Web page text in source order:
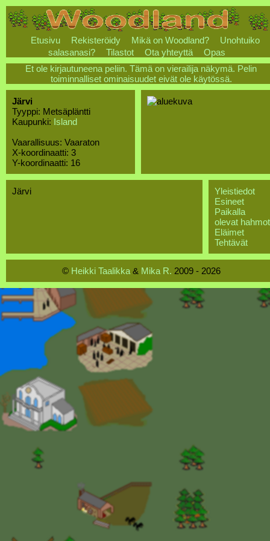
Etusivu Rekisteröidy Mikä on Woodland?
Unohtuiko
salasanasi?
Tilastot Ota yhteyttä
Opas
Et ole kirjautuneena peliin. Tämä on vierailija näkymä. Pelin
toiminnalliset ominaisuudet eivät ole käytössä.
Järvi
Tyyppi: Metsäpläntti
Kaupunki: Island
Vaarallisuus: Vaaraton
X-koordinaatti: 3
Y-koordinaatti: 16
Järvi
Yleistiedot
Esineet
Paikalla
olevat hahmot
Eläimet
Tehtävät
© Heikki Taalikka& Mika R. 2009 - 2026